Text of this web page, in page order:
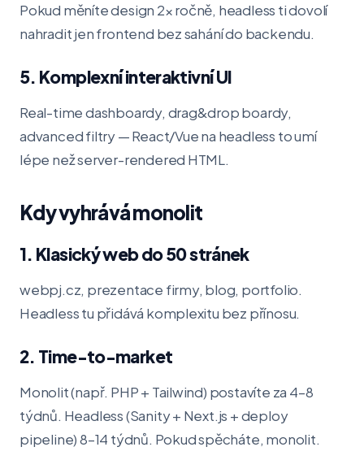
Pokud měníte design 2× ročně, headless ti dovolí
nahradit jen frontend bez sahání do backendu.
5. Komplexní interaktivní UI
Real-time dashboardy, drag&drop boardy,
advanced filtry — React/Vue na headless to umí
lépe než server-rendered HTML.
Kdy vyhrává monolit
1. Klasický web do 50 stránek
webpj.cz, prezentace firmy, blog, portfolio.
Headless tu přidává komplexitu bez přínosu.
2. Time-to-market
Monolit (např. PHP + Tailwind) postavíte za 4–8
týdnů. Headless (Sanity + Next.js + deploy
pipeline) 8–14 týdnů. Pokud spěcháte, monolit.